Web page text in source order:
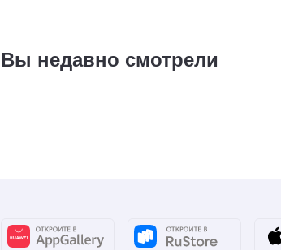
Вы недавно смотрели